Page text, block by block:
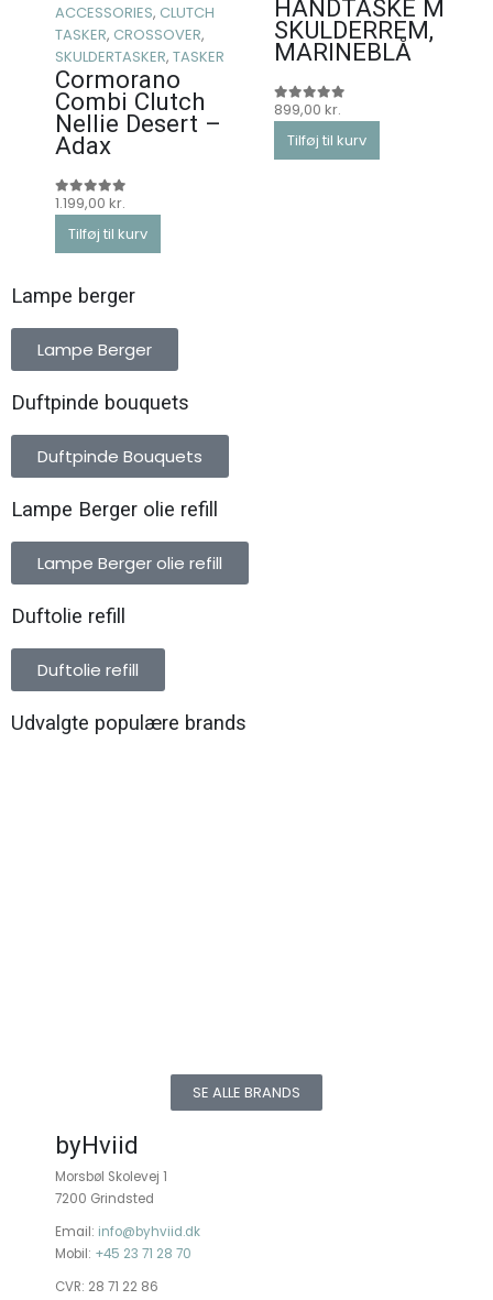
ACCESSORIES, CLUTCH
TASKER, CROSSOVER,
SKULDERTASKER, TASKER
Cormorano
Combi Clutch
Nellie Desert –
Adax
0 ud af 5
1.199,00 kr.
Tilføj til kurv
HÅNDTASKE M
SKULDERREM,
MARINEBLÅ
0ud af 5
899,00 kr.
Tilføj til kurv
Lampe berger
Lampe Berger
Duftpinde bouquets
Duftpinde Bouquets
Lampe Berger olie refill
Lampe Berger olie refill
Duftolie refill
Duftolie refill
Udvalgte populære brands
SE ALLE BRANDS
byHviid
Morsbøl Skolevej 1
7200 Grindsted
Email: info@byhviid.dk
Mobil: +45 23 71 28 70
CVR: 28 71 22 86